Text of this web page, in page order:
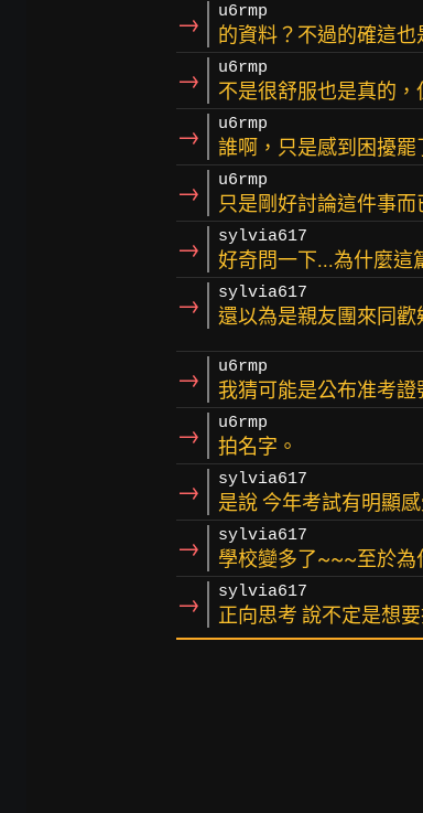
→ u6rmp
的資料？不過的確這
→ u6rmp
不是很舒服也是真的
→ u6rmp
誰啊，只是感到困擾
→ u6rmp
只是剛好討論這件事而
→ sylvia617
好奇問一下...為什麼這
→ sylvia617
還以為是親友團來同
→ u6rmp
我猜可能是公布准考
→ u6rmp
拍名字。
→ sylvia617
是說 今年考試有明顯
→ sylvia617
學校變多了~~~至於為
→ sylvia617
正向思考 說不定是想